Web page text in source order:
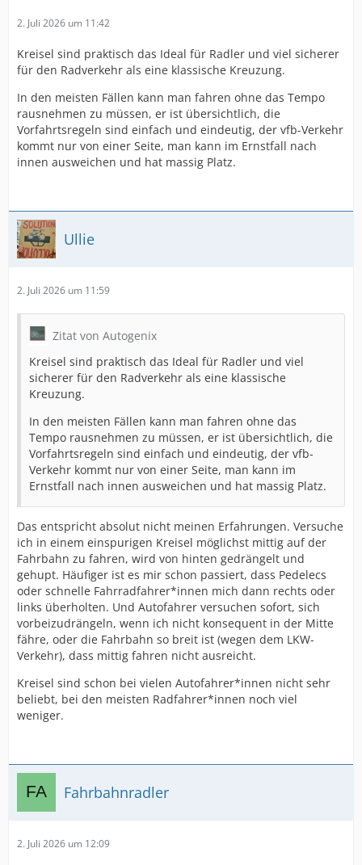
2. Juli 2026 um 11:42
Kreisel sind praktisch das Ideal für Radler und viel sicherer
für den Radverkehr als eine klassische Kreuzung.
In den meisten Fällen kann man fahren ohne das Tempo
rausnehmen zu müssen, er ist übersichtlich, die
Vorfahrtsregeln sind einfach und eindeutig, der vfb-Verkehr
kommt nur von einer Seite, man kann im Ernstfall nach
innen ausweichen und hat massig Platz.
Ullie
2. Juli 2026 um 11:59
Zitat von Autogenix
Kreisel sind praktisch das Ideal für Radler und viel
sicherer für den Radverkehr als eine klassische
Kreuzung.
In den meisten Fällen kann man fahren ohne das
Tempo rausnehmen zu müssen, er ist übersichtlich, die
Vorfahrtsregeln sind einfach und eindeutig, der vfb-
Verkehr kommt nur von einer Seite, man kann im
Ernstfall nach innen ausweichen und hat massig Platz.
Das entspricht absolut nicht meinen Erfahrungen. Versuche
ich in einem einspurigen Kreisel möglichst mittig auf der
Fahrbahn zu fahren, wird von hinten gedrängelt und
gehupt. Häufiger ist es mir schon passiert, dass Pedelecs
oder schnelle Fahrradfahrer*innen mich dann rechts oder
links überholten. Und Autofahrer versuchen sofort, sich
vorbeizudrängeln, wenn ich nicht konsequent in der Mitte
fähre, oder die Fahrbahn so breit ist (wegen dem LKW-
Verkehr), dass mittig fahren nicht ausreicht.
Kreisel sind schon bei vielen Autofahrer*innen nicht sehr
beliebt, bei den meisten Radfahrer*innen noch viel
weniger.
Fahrbahnradler
2. Juli 2026 um 12:09